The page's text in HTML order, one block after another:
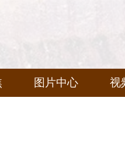
图片中心 视